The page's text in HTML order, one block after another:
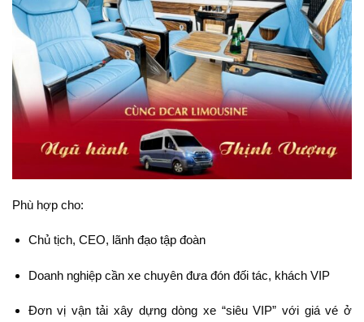
Phù hợp cho:
Chủ tịch, CEO, lãnh đạo tập đoàn
Doanh nghiệp cần xe chuyên đưa đón đối tác, khách VIP
Đơn vị vận tải xây dựng dòng xe “siêu VIP” với giá vé ở